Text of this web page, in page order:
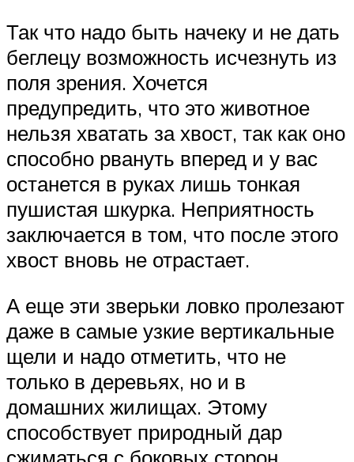
Так что надо быть начеку и не дать
беглецу возможность исчезнуть из
поля зрения. Хочется
предупредить, что это животное
нельзя хватать за хвост, так как оно
способно рвануть вперед и у вас
останется в руках лишь тонкая
пушистая шкурка. Неприятность
заключается в том, что после этого
хвост вновь не отрастает.
А еще эти зверьки ловко пролезают
даже в самые узкие вертикальные
щели и надо отметить, что не
только в деревьях, но и в
домашних жилищах. Этому
способствует природный дар
сжиматься с боковых сторон.